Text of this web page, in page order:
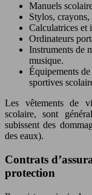
Manuels
Stylos, crayons,
Calculatrices et
Ordinateurs
Instruments de
musique.
Équipements
sportives
Les vêtements de
scolaire, sont
subissent des
des eaux).
Contrats
protection